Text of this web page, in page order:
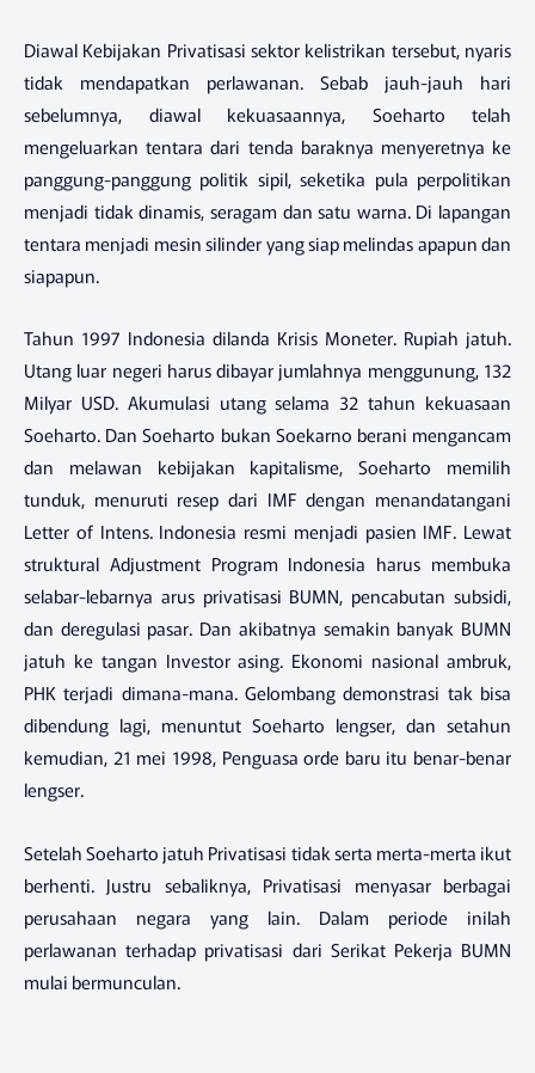
Diawal Kebijakan Privatisasi sektor kelistrikan tersebut, nyaris
tidak mendapatkan perlawanan. Sebab jauh-jauh hari
sebelumnya, diawal kekuasaannya, Soeharto telah
mengeluarkan tentara dari tenda baraknya menyeretnya ke
panggung-panggung politik sipil, seketika pula perpolitikan
menjadi tidak dinamis, seragam dan satu warna. Di lapangan
tentara menjadi mesin silinder yang siap melindas apapun dan
siapapun.
Tahun 1997 Indonesia dilanda Krisis Moneter. Rupiah jatuh.
Utang luar negeri harus dibayar jumlahnya menggunung, 132
Milyar USD. Akumulasi utang selama 32 tahun kekuasaan
Soeharto. Dan Soeharto bukan Soekarno berani mengancam
dan melawan kebijakan kapitalisme, Soeharto memilih
tunduk, menuruti resep dari IMF dengan menandatangani
Letter of Intens. Indonesia resmi menjadi pasien IMF. Lewat
struktural Adjustment Program Indonesia harus membuka
selabar-lebarnya arus privatisasi BUMN, pencabutan subsidi,
dan deregulasi pasar. Dan akibatnya semakin banyak BUMN
jatuh ke tangan Investor asing. Ekonomi nasional ambruk,
PHK terjadi dimana-mana. Gelombang demonstrasi tak bisa
dibendung lagi, menuntut Soeharto lengser, dan setahun
kemudian, 21 mei 1998, Penguasa orde baru itu benar-benar
lengser.
Setelah Soeharto jatuh Privatisasi tidak serta merta-merta ikut
berhenti. Justru sebaliknya, Privatisasi menyasar berbagai
perusahaan negara yang lain. Dalam periode inilah
perlawanan terhadap privatisasi dari Serikat Pekerja BUMN
mulai bermunculan.